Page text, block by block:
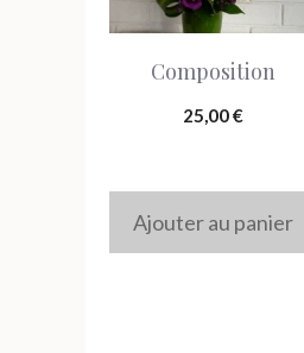
Composition
25,00€
Ajouter au panier